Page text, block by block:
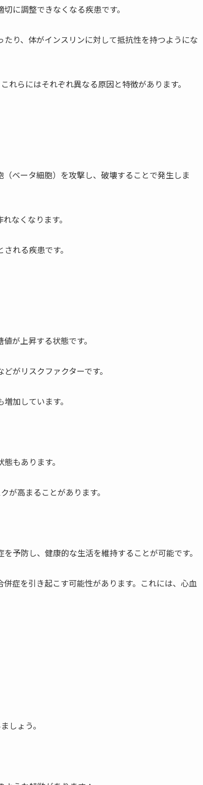
に調整できなくなる疾患です。
り、体がインスリンに対して抵抗性を持つようにな
らにはそれぞれ異なる原因と特徴があります。
ベータ細胞）を攻撃し、破壊することで発生しま
なくなります。
れる疾患です。
が上昇する状態です。
がリスクファクターです。
加しています。
もあります。
が高まることがあります。
予防し、健康的な生活を維持することが可能です。
症を引き起こす可能性があります。これには、心血
しょう。